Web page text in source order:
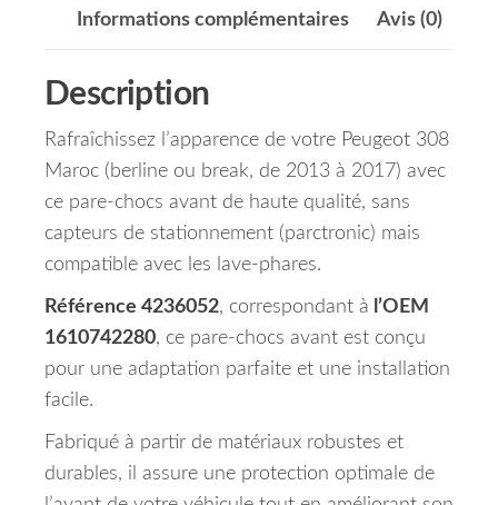
Informations complémentaires Avis (0)
Description
Rafraîchissez l’apparence de votre Peugeot 308
Maroc (berline ou break, de 2013 à 2017) avec
ce pare-chocs avant de haute qualité, sans
capteurs de stationnement (parctronic) mais
compatible avec les lave-phares.
Référence 4236052, correspondant à l’OEM
1610742280, ce pare-chocs avant est conçu
pour une adaptation parfaite et une installation
facile.
Fabriqué à partir de matériaux robustes et
durables, il assure une protection optimale de